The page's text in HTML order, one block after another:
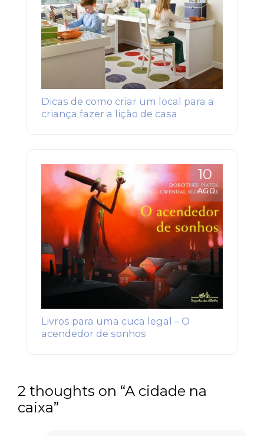
Dicas de como criar um local para a
criança fazer a lição de casa
10
AGO
Livros para uma cuca legal – O
acendedor de sonhos
2 thoughts on “A cidade na
caixa”